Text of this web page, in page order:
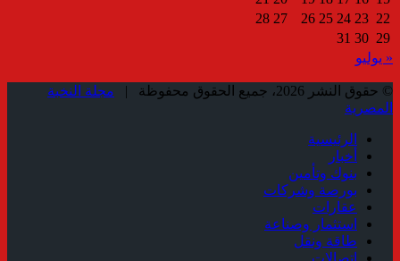
22
23
24
25
26
27
28
29
30
31
« يوليو
© حقوق النشر 2026، جميع الحقوق محفوظة |
مجلة النخبة
المصرية
الرئيسية
أخبار
بنوك وتأمين
بورصة وشركات
عقارات
استثمار وصناعة
طاقة ونقل
إتصالات